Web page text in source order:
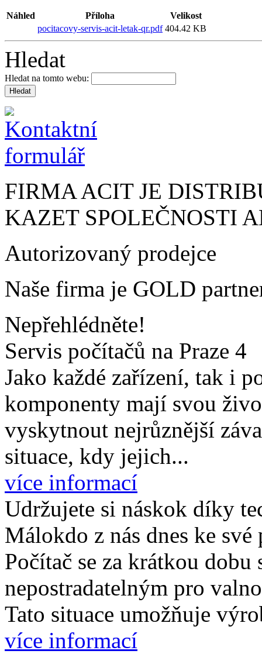
Náhled Příloha
Velikost
pocitacovy-servis-acit-letak-qr.pdf 404.42 KB
Hledat
Hledat na tomto webu:
FIRMA ACIT JE
KAZET SPOLEČNOSTI
Autorizovaný prodejce
Naše firma je GOLD
Nepřehlédněte!
Servis počítačů na Praze 4
Jako každé zařízení, tak i
komponenty mají svou
vyskytnout nejrůznější
situace, kdy jejich...
více informací
Udržujete si náskok díky
Málokdo z nás dnes ke
Počítač se za krátkou dobu
nepostradatelným pro
Tato situace umožňuje
více informací